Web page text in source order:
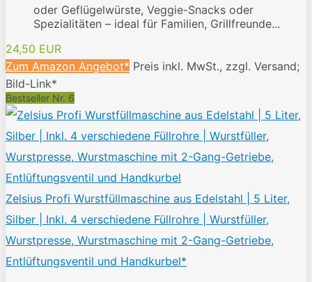
oder Geflügelwürste, Veggie-Snacks oder
Spezialitäten – ideal für Familien, Grillfreunde...
24,50 EUR
Zum Amazon Angebot* Preis inkl. MwSt., zzgl. Versand;
Bild-Link*
Bestseller Nr. 6
Zelsius Profi Wurstfüllmaschine aus Edelstahl | 5 Liter,
Silber | Inkl. 4 verschiedene Füllrohre | Wurstfüller,
Wurstpresse, Wurstmaschine mit 2-Gang-Getriebe,
Entlüftungsventil und Handkurbel*